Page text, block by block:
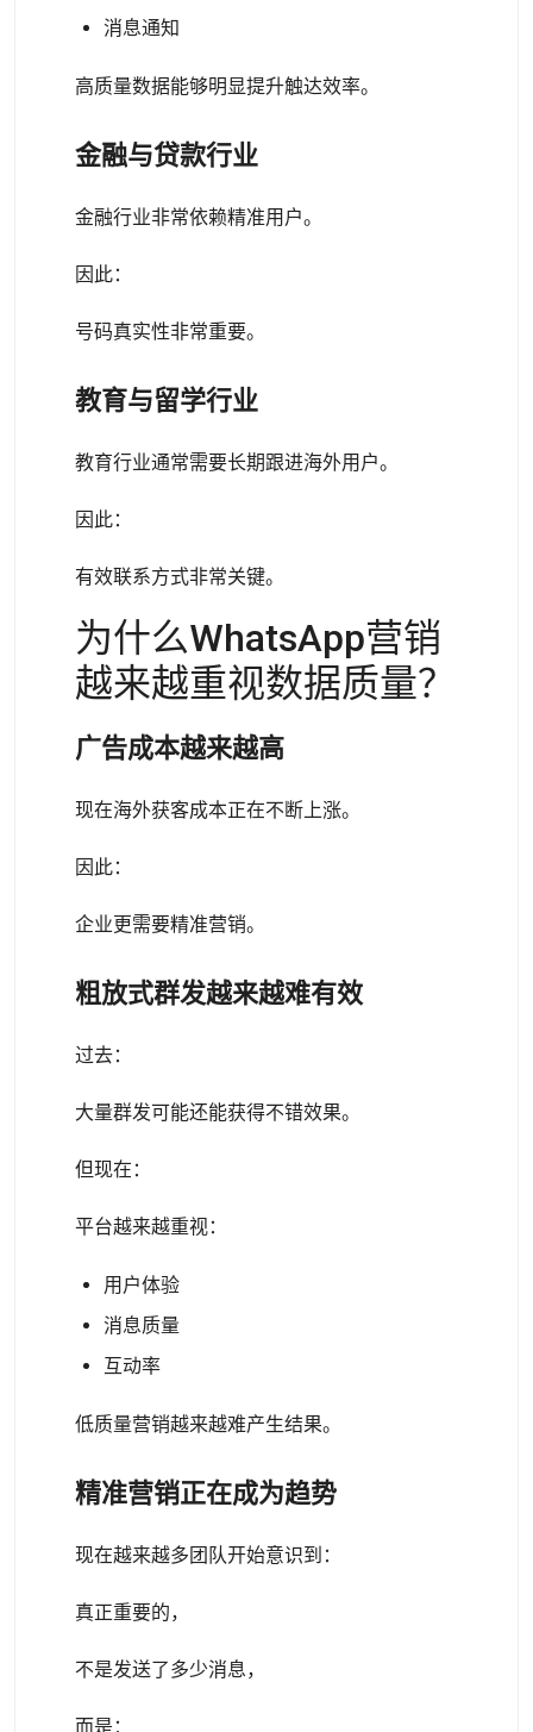
消息通知
高质量数据能够明显提升触达效率。
金融与贷款行业
金融行业非常依赖精准用户。
因此：
号码真实性非常重要。
教育与留学行业
教育行业通常需要长期跟进海外用户。
因此：
有效联系方式非常关键。
为什么WhatsApp营销
越来越重视数据质量？
广告成本越来越高
现在海外获客成本正在不断上涨。
因此：
企业更需要精准营销。
粗放式群发越来越难有效
过去：
大量群发可能还能获得不错效果。
但现在：
平台越来越重视：
用户体验
消息质量
互动率
低质量营销越来越难产生结果。
精准营销正在成为趋势
现在越来越多团队开始意识到：
真正重要的，
不是发送了多少消息，
而是：